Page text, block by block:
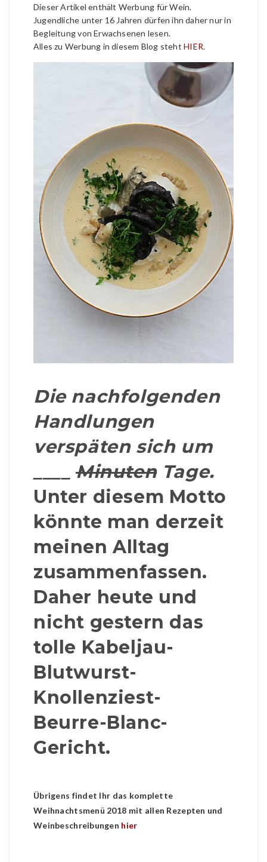
Dieser Artikel enthält Werbung für Wein.
Jugendliche unter 16 Jahren dürfen ihn daher nur in
Begleitung von Erwachsenen lesen.
Alles zu Werbung in diesem Blog steht HIER.
Die nachfolgenden
Handlungen
verspäten sich um
MinutenTage.
Unter diesem Motto
könnte man derzeit
meinen Alltag
zusammenfassen.
Daher heute und
nicht gestern das
tolle Kabeljau-
Blutwurst-
Knollenziest-
Beurre-Blanc-
Gericht.
Übrigens findet Ihr das komplette
Weihnachtsmenü 2018 mit allen Rezepten und
Weinbeschreibungen hier